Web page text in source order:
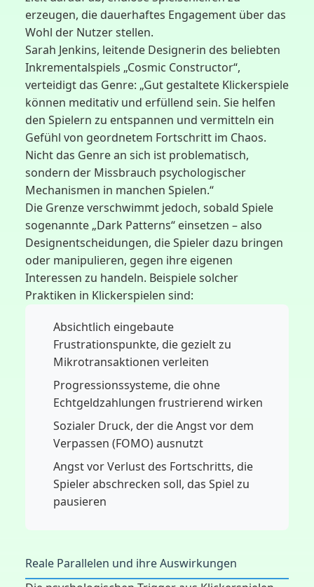
erzeugen, die dauerhaftes Engagement über das
Wohl der Nutzer stellen.
Sarah Jenkins, leitende Designerin des beliebten
Inkrementalspiels „Cosmic Constructor“,
verteidigt das Genre: „Gut gestaltete Klickerspiele
können meditativ und erfüllend sein. Sie helfen
den Spielern zu entspannen und vermitteln ein
Gefühl von geordnetem Fortschritt im Chaos.
Nicht das Genre an sich ist problematisch,
sondern der Missbrauch psychologischer
Mechanismen in manchen Spielen.“
Die Grenze verschwimmt jedoch, sobald Spiele
sogenannte „Dark Patterns“ einsetzen – also
Designentscheidungen, die Spieler dazu bringen
oder manipulieren, gegen ihre eigenen
Interessen zu handeln. Beispiele solcher
Praktiken in Klickerspielen sind:
Absichtlich eingebaute
Frustrationspunkte, die gezielt zu
Mikrotransaktionen verleiten
Progressionssysteme, die ohne
Echtgeldzahlungen frustrierend wirken
Sozialer Druck, der die Angst vor dem
Verpassen (FOMO) ausnutzt
Angst vor Verlust des Fortschritts, die
Spieler abschrecken soll, das Spiel zu
pausieren
Reale Parallelen und ihre Auswirkungen